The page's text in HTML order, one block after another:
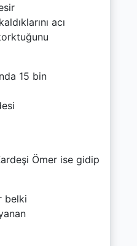
acı
15 bin
Ömer ise gidip
belki